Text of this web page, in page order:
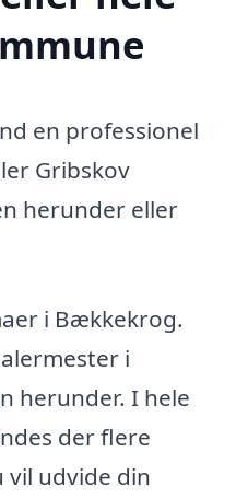
en professionel
Gribskov
herunder eller
i Bækkekrog.
i
herunder. I hele
der flere
vil udvide din